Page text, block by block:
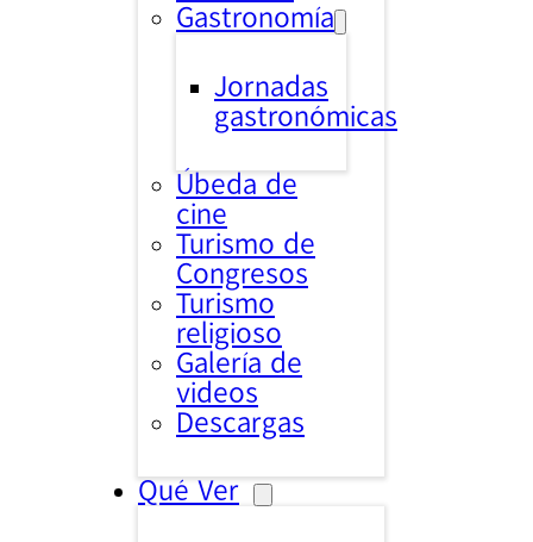
Gastronomía
Jornadas
gastronómicas
Úbeda de
cine
Turismo de
Congresos
Turismo
religioso
Galería de
videos
Descargas
Qué Ver